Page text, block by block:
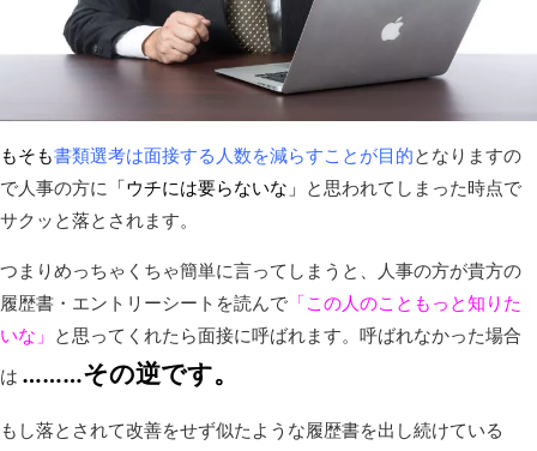
もそも書類選考は面接する人数を減らすことが目的となりますの
で人事の方に 「ウチには要らないな」 と思われてしまった時点で
サクッと落とされます。
つまりめっちゃくちゃ簡単に言ってしまうと、人事の方が貴方の
履歴書・エントリーシートを読んで 「この人のこともっと知りた
いな」 と思ってくれたら面接に呼ばれます。呼ばれなかった場合
は ………その逆です。
もし落とされて改善をせず似たような履歴書を出し続けている